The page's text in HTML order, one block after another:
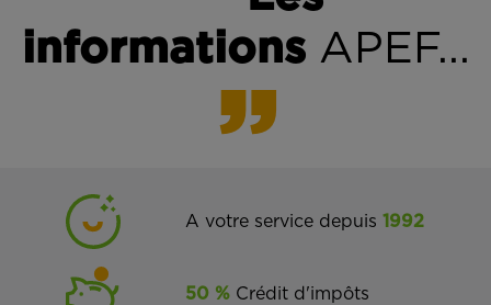
informationsAPEF...
A votre service depuis1992
50 % Crédit d'impôts